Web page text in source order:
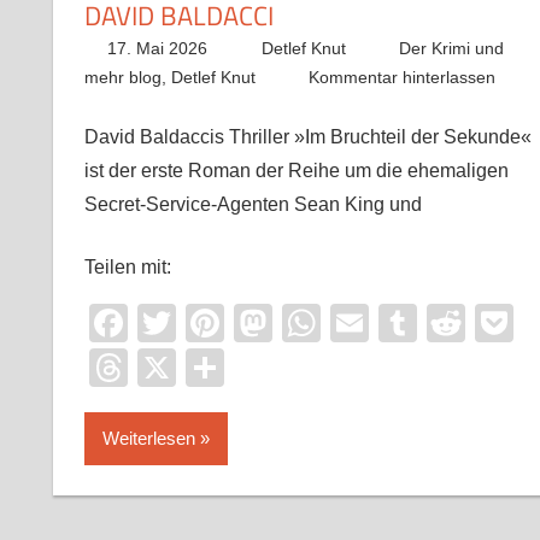
DAVID BALDACCI
17. Mai 2026 Detlef Knut
Der Krimi und
mehr blog
Detlef Knut Kommentar hinterlassen
David Baldaccis Thriller »Im Bruchteil der Sekunde«
ist der erste Roman der Reihe um die ehemaligen
Secret-Service-Agenten Sean King und
Teilen mit:
Facebook
TwitterPinterest
Mastodon
WhatsApp
EmailTumblr
Threads
X
Weiterlesen